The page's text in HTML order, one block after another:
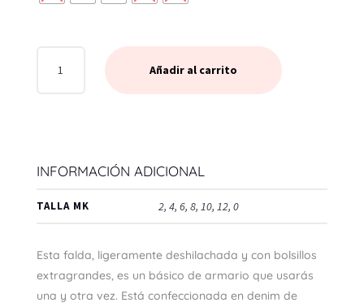
MINI
CANTIDAD
Añadir al carrito
INFORMACIÓN ADICIONAL
TALLA MK 2, 4, 6, 8, 10, 12, 0
Esta falda, ligeramente deshilachada y con bolsillos
extragrandes, es un básico de armario que usarás
una y otra vez. Está confeccionada en denim de